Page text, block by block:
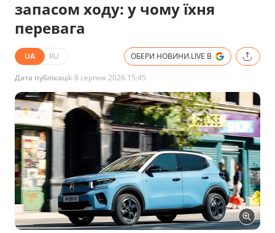
запасом ходу: у чому їхня
перевага
UA RU ОБЕРИ НОВИНИ.LIVE В
Дата публікації:8 серпня 2026 15:45